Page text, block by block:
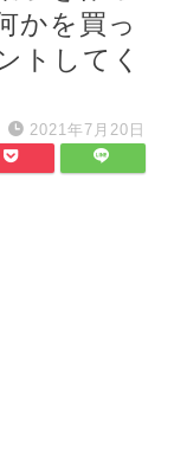
かを買っ
トしてく
2021年7月20日